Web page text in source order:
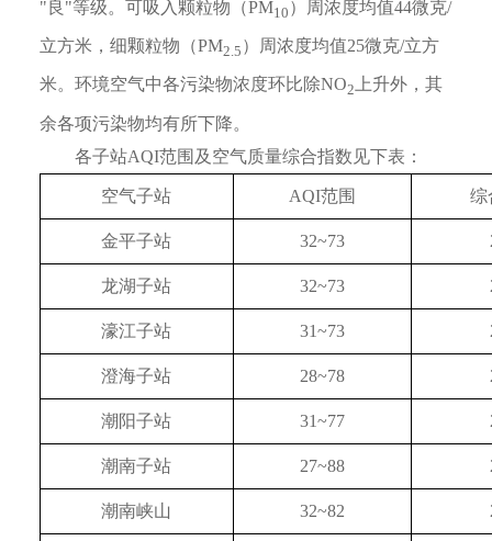
"良"等级。可吸入颗粒物（PM10 ）周浓度均值44微克/
立方米，细颗粒物（PM2.5 ）周浓度均值25微克/立方
米。环境空气中各污染物浓度环比除NO2 上升外，其
余各项污染物均有所下降。
各子站AQI范围及空气质量综合指数见下表：
空气子站 AQI范围 综
金平子站 32~73
龙湖子站 32~73
濠江子站 31~73
澄海子站 28~78
潮阳子站 31~77
潮南子站 27~88
潮南峡山 32~82